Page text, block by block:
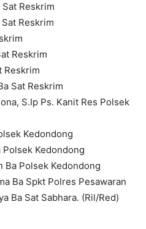
Reskrim
Reskrim
Reskrim
Reskrim
Sat Reskrim
S.Ip Ps. Kanit Res Polsek
Kedondong
Polsek Kedondong
Ba Polsek Kedondong
Ba Spkt Polres Pesawaran
Ba Sat Sabhara. (Ril/Red)